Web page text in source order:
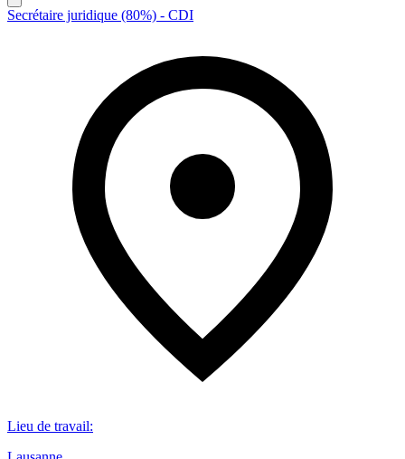
Secrétaire juridique (80%) - CDI
Lieu de travail: